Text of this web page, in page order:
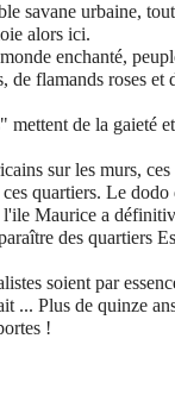
savane urbaine,
alors ici.
enchanté,
de flamands roses et
de la gaieté
sur les murs, ces
quartiers. Le dodo
Maurice a
des quartiers
soient par
... Plus de quinze
!